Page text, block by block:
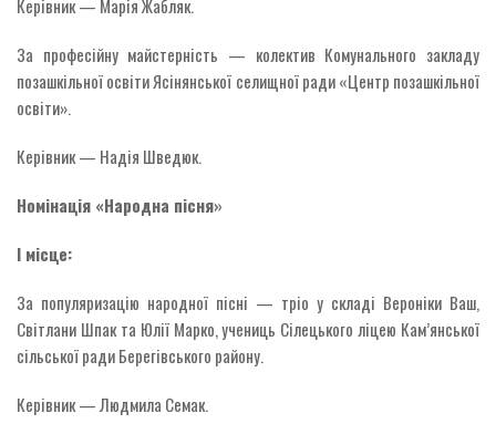
Керівник — Марія Жабляк.
За професійну майстерність — колектив Комунального закладу
позашкільної освіти Ясінянської селищної ради «Центр позашкільної
освіти».
Керівник — Надія Шведюк.
Номінація «Народна пісня»
І місце:
За популяризацію народної пісні — тріо у складі Вероніки Ваш,
Світлани Шпак та Юлії Марко, учениць Сілецького ліцею Кам’янської
сільської ради Берегівського району.
Керівник — Людмила Семак.